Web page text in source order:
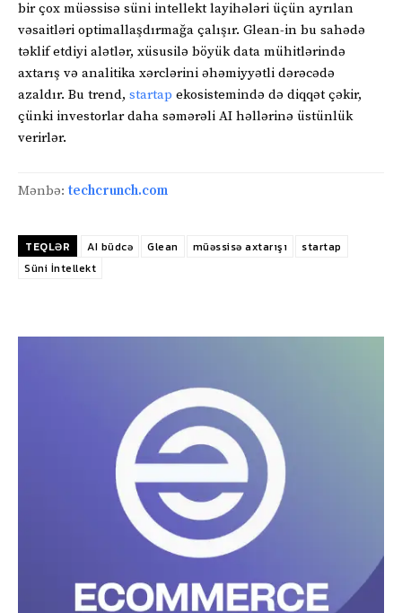
bir çox müəssisə süni intellekt layihələri üçün ayrılan
vəsaitləri optimallaşdırmağa çalışır. Glean-in bu sahədə
təklif etdiyi alətlər, xüsusilə böyük data mühitlərində
axtarış və analitika xərclərini əhəmiyyətli dərəcədə
azaldır. Bu trend, startap ekosistemində də diqqət çəkir,
çünki investorlar daha səmərəli AI həllərinə üstünlük
verirlər.
Mənbə: techcrunch.com
TEQLƏR AI büdcə Glean müəssisə axtarışı
startap
Süni İntellekt